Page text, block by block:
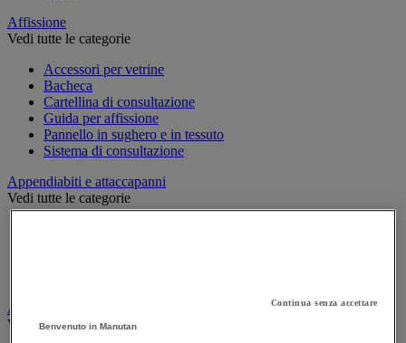
Affissione
Vedi tutte le categorie
Accessori per vetrine
Bacheca
Cartellina di consultazione
Guida per affissione
Pannello in sughero e in tessuto
Sistema di consultazione
Appendiabiti e attaccapanni
Vedi tutte le categorie
Armadio e archiviazione
Vedi tutte le categorie
Continua senza accettare
Benvenuto in Manutan